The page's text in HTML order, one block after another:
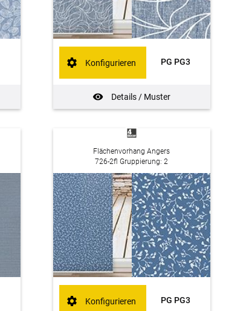
PG PG3
Details / Muster
Konfigurieren
Flächenvorhang Angers
726-2fl Gruppierung: 2
PG PG3
Konfigurieren